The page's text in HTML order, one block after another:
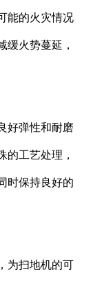
能的火灾情况
火势蔓延，
好弹性和耐磨
工艺处理，
时保持良好的
为扫地机的可